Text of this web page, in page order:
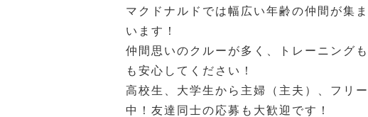
マクドナルドでは幅広い年齢の仲間が集
います！
仲間思いのクルーが多く、トレーニング
も安心してください！
高校生、大学生から主婦（主夫）、フリ
中！友達同士の応募も大歓迎です！